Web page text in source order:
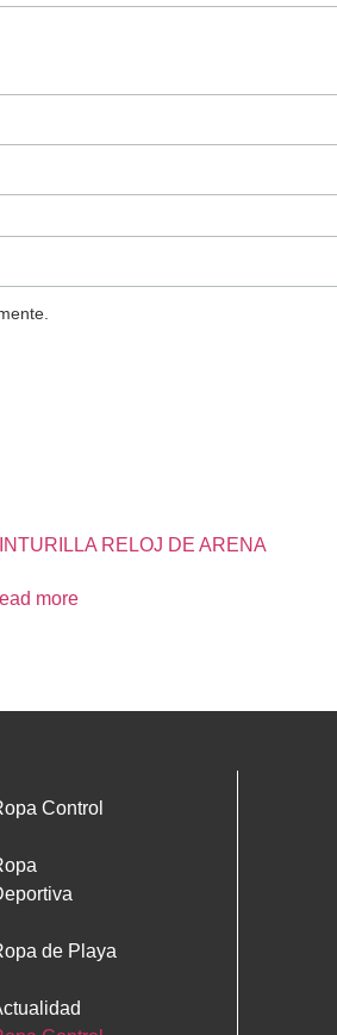
RELOJ DE ARENA
more
Control
de Playa